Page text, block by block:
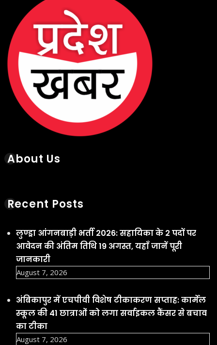
About Us
Recent Posts
लुण्ड्रा आंगनबाड़ी भर्ती 2026: सहायिका के 2 पदों पर
आवेदन की अंतिम तिथि 19 अगस्त, यहाँ जानें पूरी
जानकारी
August 7, 2026
अंबिकापुर में एचपीवी विशेष टीकाकरण सप्ताह: कार्मेल
स्कूल की 41 छात्राओं को लगा सर्वाइकल कैंसर से बचाव
का टीका
August 7, 2026